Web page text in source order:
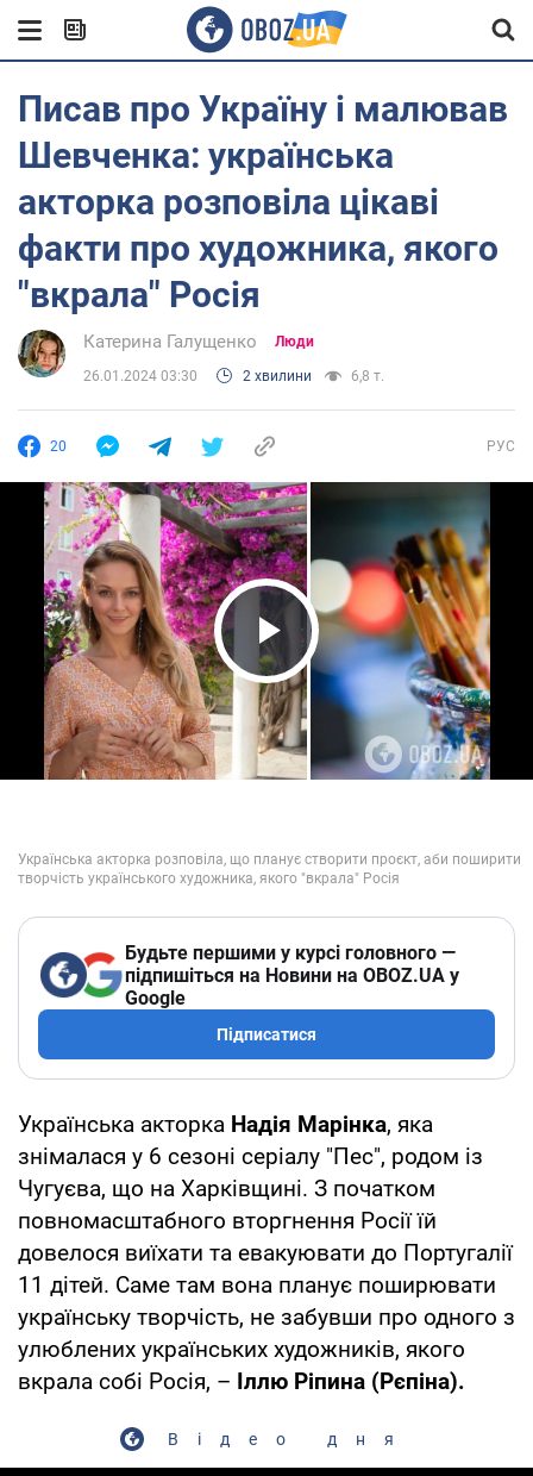
Писав про Україну і малював
Шевченка: українська
акторка розповіла цікаві
факти про художника, якого
"вкрала" Росія
Катерина Галущенко Люди
26.01.2024 03:30 2 хвилини 6,8 т.
20 РУС
Play Video
Будьте першими у курсі головного —
підпишіться на Новини на OBOZ.UA у
Google
Підписатися
Українська акторка Надія Марінка, яка
знімалася у 6 сезоні серіалу "Пес", родом із
Чугуєва, що на Харківщині. З початком
повномасштабного вторгнення Росії їй
довелося виїхати та евакуювати до Португалії
11 дітей. Саме там вона планує поширювати
українську творчість, не забувши про одного з
улюблених українських художників, якого
вкрала собі Росія, – Іллю Ріпина (Рєпіна).
Відео дня